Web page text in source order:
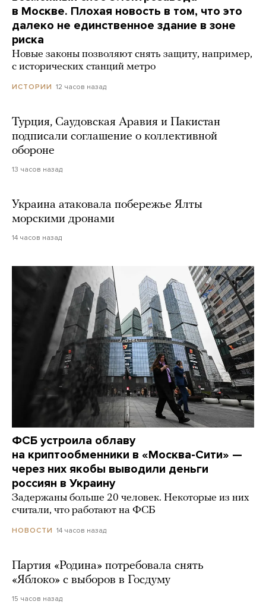
в Москве. Плохая новость в том, что это
далеко не единственное здание в зоне
риска
Новые законы позволяют снять защиту, например,
с исторических станций метро
ИСТОРИИ 12 часов назад
Турция, Саудовская Аравия и Пакистан
подписали соглашение о коллективной
обороне
13 часов назад
Украина атаковала побережье Ялты
морскими дронами
14 часов назад
ФСБ устроила облаву
на криптообменники в «Москва-Сити» —
через них якобы выводили деньги
россиян в Украину
Задержаны больше 20 человек. Некоторые из них
считали, что работают на ФСБ
НОВОСТИ 14 часов назад
Партия «Родина» потребовала снять
«Яблоко» с выборов в Госдуму
15 часов назад